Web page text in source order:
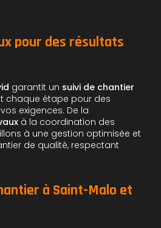
pour des résultats
garantit un suivi de chantier
chaque étape pour des
exigences. De la
à la coordination des
à une gestion optimisée et
de qualité, respectant
à Saint-Malo et